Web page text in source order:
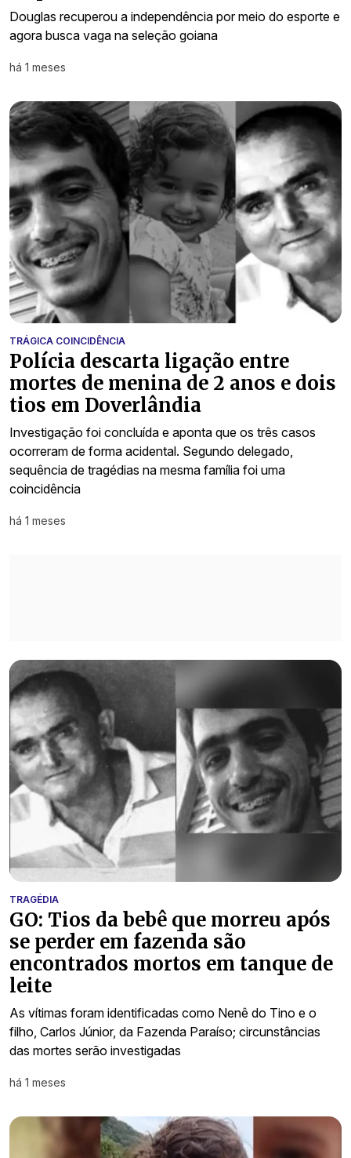
Douglas recuperou a independência por meio do esporte e
agora busca vaga na seleção goiana
há 1 meses
TRÁGICA COINCIDÊNCIA
Polícia descarta ligação entre
mortes de menina de 2 anos e dois
tios em Doverlândia
Investigação foi concluída e aponta que os três casos
ocorreram de forma acidental. Segundo delegado,
sequência de tragédias na mesma família foi uma
coincidência
há 1 meses
TRAGÉDIA
GO: Tios da bebê que morreu após
se perder em fazenda são
encontrados mortos em tanque de
leite
As vítimas foram identificadas como Nenê do Tino e o
filho, Carlos Júnior, da Fazenda Paraíso; circunstâncias
das mortes serão investigadas
há 1 meses